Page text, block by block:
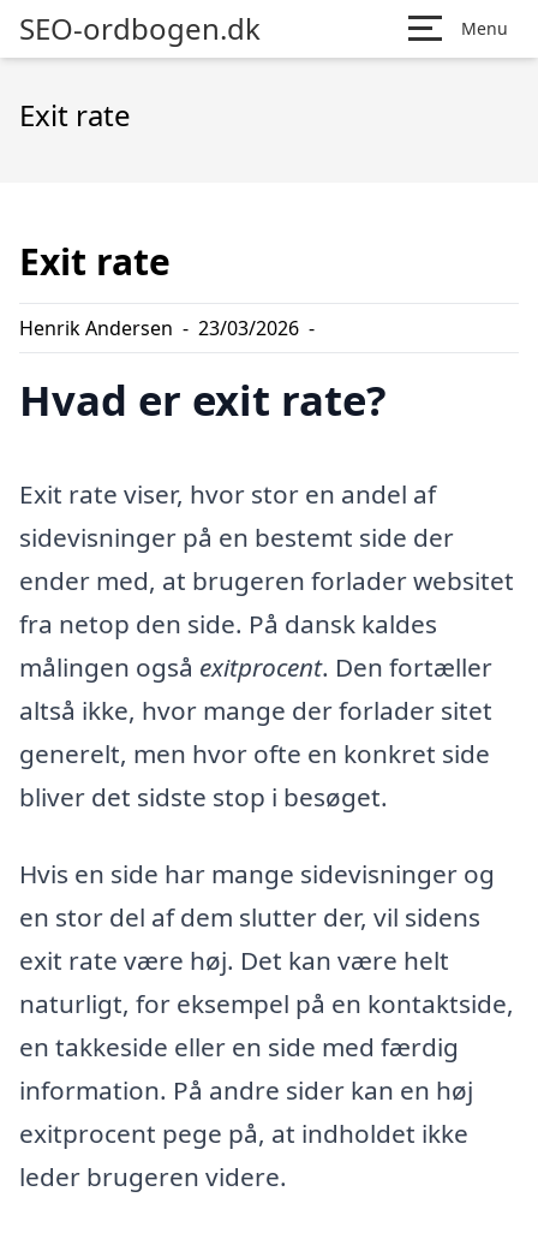
SEO-ordbogen.dk Menu
Exit rate
Exit rate
Henrik Andersen - 23/03/2026 -
Hvad er exit rate?
Exit rate viser, hvor stor en andel af
sidevisninger på en bestemt side der
ender med, at brugeren forlader websitet
fra netop den side. På dansk kaldes
målingen også exitprocent. Den fortæller
altså ikke, hvor mange der forlader sitet
generelt, men hvor ofte en konkret side
bliver det sidste stop i besøget.
Hvis en side har mange sidevisninger og
en stor del af dem slutter der, vil sidens
exit rate være høj. Det kan være helt
naturligt, for eksempel på en kontaktside,
en takkeside eller en side med færdig
information. På andre sider kan en høj
exitprocent pege på, at indholdet ikke
leder brugeren videre.